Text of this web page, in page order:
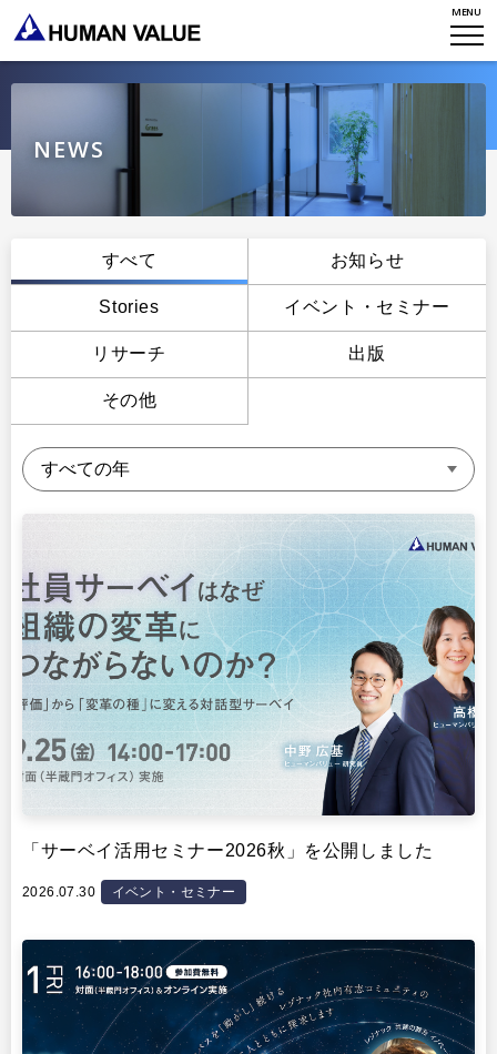
MENU
WHO WE ARE
会社概要
HVからのメッセージ
ミッション・バリュー
プライバシーポリシー
WHAT WE DO
組織変革
リーダーシップ
PMI
出版
プラクティショナー養成
リサーチ
STORIES
イベント・セミナー
出版
その他
CONTACT
NEWS
すべて お知らせ
Stories イベント・セミナー
リサーチ 出版
その他
「サーベイ活用セミナー2026秋」を公開しました
2026.07.30 イベント・セミナー